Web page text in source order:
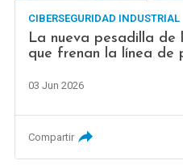
CIBERSEGURIDAD INDUSTRIAL
La nueva pesadilla de
que frenan la línea de
03 Jun 2026
Compartir